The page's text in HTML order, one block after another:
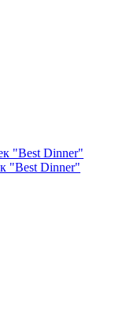
"Best Dinner"
"Best Dinner"